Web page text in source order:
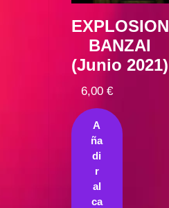
EXPLOSION
BANZAI
(Junio 2021)
6,00 €
A
ña
di
r
al
ca